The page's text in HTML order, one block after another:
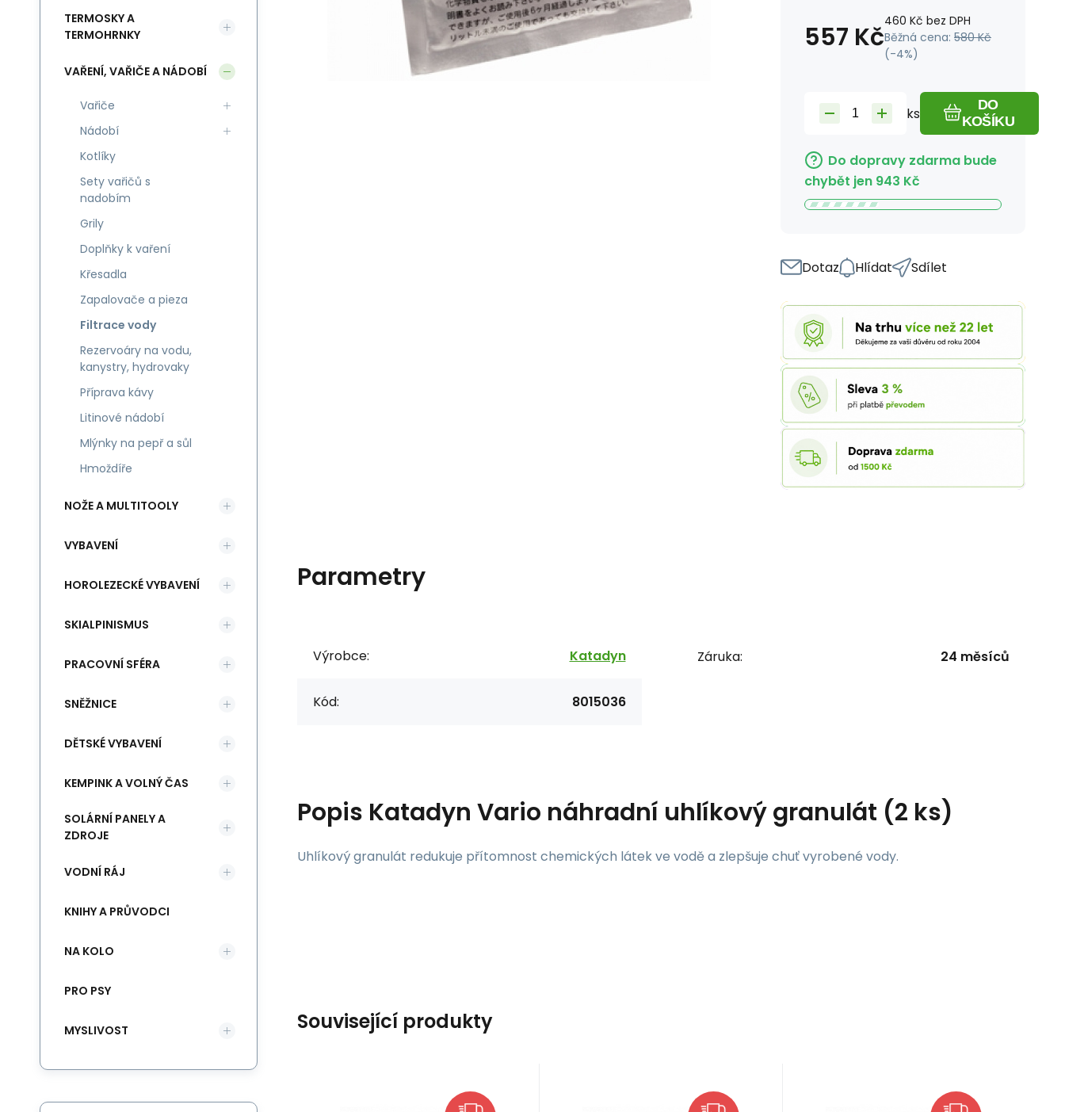
557 Kč460 Kč bez DPH
Běžná cena: 580 Kč
(-4%)
ks
DO
KOŠÍKU
Do dopravy zdarma bude
chybět jen 943 Kč
Dotaz Hlídat Sdílet
Parametry
Výrobce: Katadyn
Kód: 8015036
Záruka: 24 měsíců
Popis Katadyn Vario náhradní uhlíkový granulát (2 ks)
Uhlíkový granulát redukuje přítomnost chemických látek ve vodě a zlepšuje chuť vyrobené vody.
Související produkty
Katadyn Kód:53752
EAN:7612013149329
Obvykle expedujeme do 3
7612013149329
Obvykle expedujeme do 3
7612013149329
Obvykle expedujeme do 3
7612013149329
Obvykle expedujeme do 3
TERMOSKY A
TERMOHRNKY
VAŘENÍ, VAŘIČE A NÁDOBÍ
Vařiče
Nádobí
Kotlíky
Sety vařičů s
nadobím
Grily
Doplňky k vaření
Křesadla
Zapalovače a pieza
Filtrace vody
Rezervoáry na vodu,
kanystry, hydrovaky
Příprava kávy
Litinové nádobí
Mlýnky na pepř a sůl
Hmoždíře
NOŽE A MULTITOOLY
VYBAVENÍ
HOROLEZECKÉ VYBAVENÍ
SKIALPINISMUS
PRACOVNÍ SFÉRA
SNĚŽNICE
DĚTSKÉ VYBAVENÍ
KEMPINK A VOLNÝ ČAS
SOLÁRNÍ PANELY A
ZDROJE
VODNÍ RÁJ
KNIHY A PRŮVODCI
NA KOLO
PRO PSY
MYSLIVOST